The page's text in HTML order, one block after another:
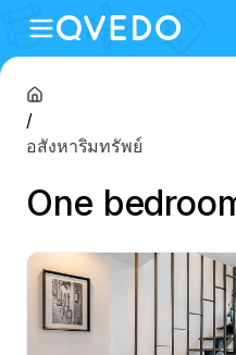
/
อสังหาริมทรัพย์
One